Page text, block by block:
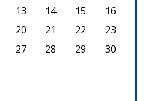
13 14 15
16
20 21 22
23
27 28 29
30